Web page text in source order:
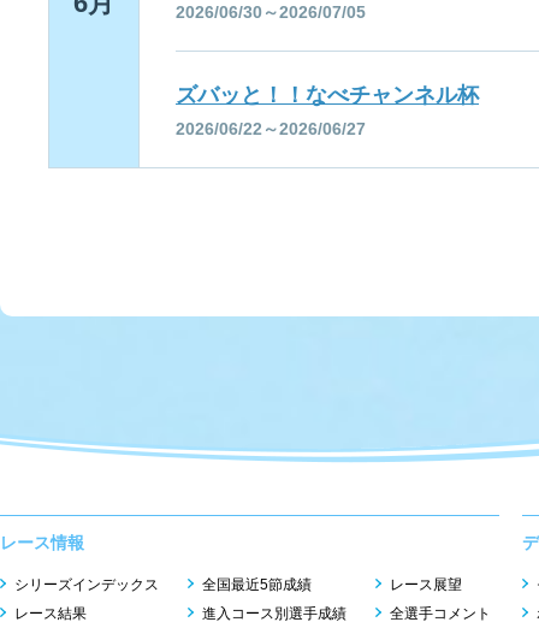
2026/06/30～2026/07/05
ズバッと！！なべチャンネル杯
2026/06/22～2026/06/27
レース情報
シリーズインデックス
レース結果
全国最近5節成績
進入コース別選手成績
レース展望
全選手コメント